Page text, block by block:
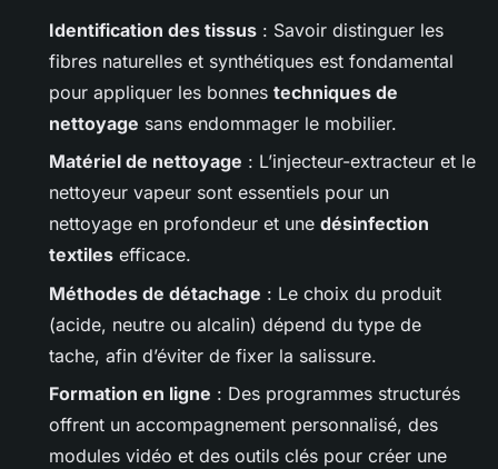
Identification des tissus : Savoir distinguer les
fibres naturelles et synthétiques est fondamental
pour appliquer les bonnes techniques de
nettoyage sans endommager le mobilier.
Matériel de nettoyage : L’injecteur-extracteur et le
nettoyeur vapeur sont essentiels pour un
nettoyage en profondeur et une désinfection
textiles efficace.
Méthodes de détachage : Le choix du produit
(acide, neutre ou alcalin) dépend du type de
tache, afin d’éviter de fixer la salissure.
Formation en ligne : Des programmes structurés
offrent un accompagnement personnalisé, des
modules vidéo et des outils clés pour créer une